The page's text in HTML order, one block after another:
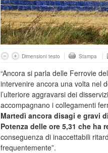
Dimensioni testo Stampa
“Ancora si parla delle Ferrovie
intervenire ancora una volta nel
l’ulteriore aggravarsi dei
accompagnano i collegamenti
Martedì ancora disagi e gravi
Potenza delle ore 5,31 che ha
conseguenza di inaccettabili
frequentemente”.